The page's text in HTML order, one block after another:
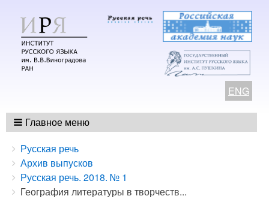
ENG
Главное меню
Breadcrumbs
You
are
here:
Русская речь
Архив выпусков
Русская речь. 2018. № 1
География литературы в творчеств...